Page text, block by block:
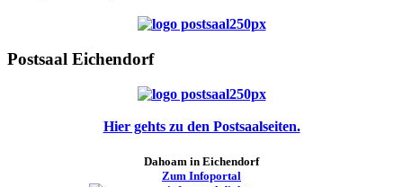
Postsaal Eichendorf
Hier gehts zu den Postsaalseiten.
Dahoam in Eichendorf
Zum Infoportal